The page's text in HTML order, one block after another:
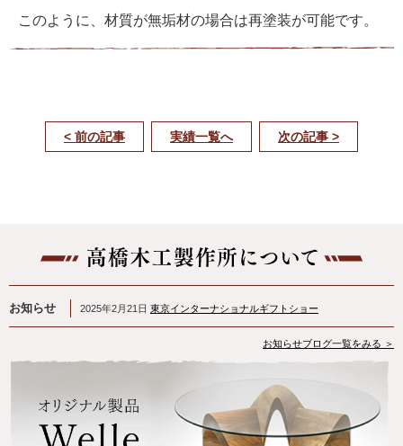
このように、材質が無垢材の場合は再塗装が可能です。
< 前の記事 実績一覧へ 次の記事 >
お知らせ 2025年2月21日 東京インターナショナルギフトショー
お知らせブログ一覧をみる ＞